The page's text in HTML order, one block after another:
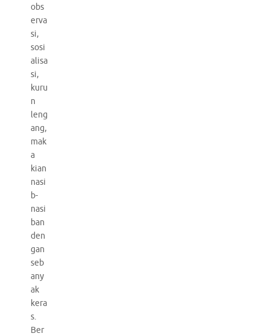
obs
erva
si,
sosi
alisa
si,
kuru
n
leng
ang,
mak
a
kian
nasi
b-
nasi
ban
den
gan
seb
any
ak
kera
s.
Ber